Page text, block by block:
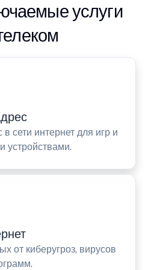
услуги
сети интернет для игр и
устройствами.
от киберугроз, вирусов